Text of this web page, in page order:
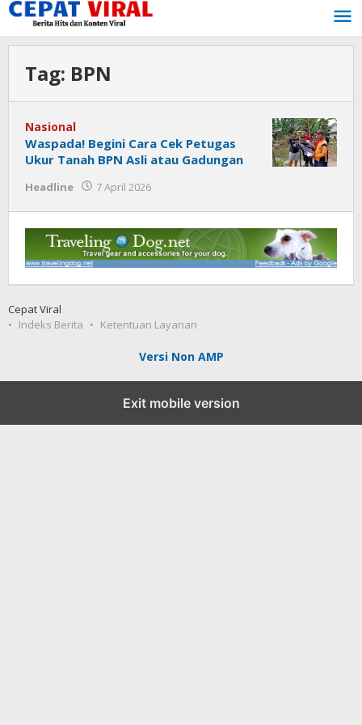
Lewati
konten
Tag: BPN
Nasional
Waspada! Begini Cara Cek Petugas
Ukur Tanah BPN Asli atau Gadungan
Headline 7 April 2026
Viral
Cepat Viral
Indeks Berita
Ketentuan Layanan
Versi Non AMP
Exit mobile version